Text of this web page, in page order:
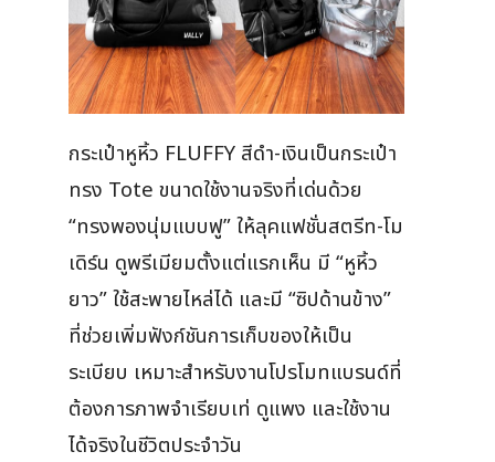
กระเป๋าหูหิ้ว FLUFFY สีดำ-เงินเป็นกระเป๋า
ทรง Tote ขนาดใช้งานจริงที่เด่นด้วย
“ทรงพองนุ่มแบบฟู” ให้ลุคแฟชั่นสตรีท-โม
เดิร์น ดูพรีเมียมตั้งแต่แรกเห็น มี “หูหิ้ว
ยาว” ใช้สะพายไหล่ได้ และมี “ซิปด้านข้าง”
ที่ช่วยเพิ่มฟังก์ชันการเก็บของให้เป็น
ระเบียบ เหมาะสำหรับงานโปรโมทแบรนด์ที่
ต้องการภาพจำเรียบเท่ ดูแพง และใช้งาน
ได้จริงในชีวิตประจำวัน